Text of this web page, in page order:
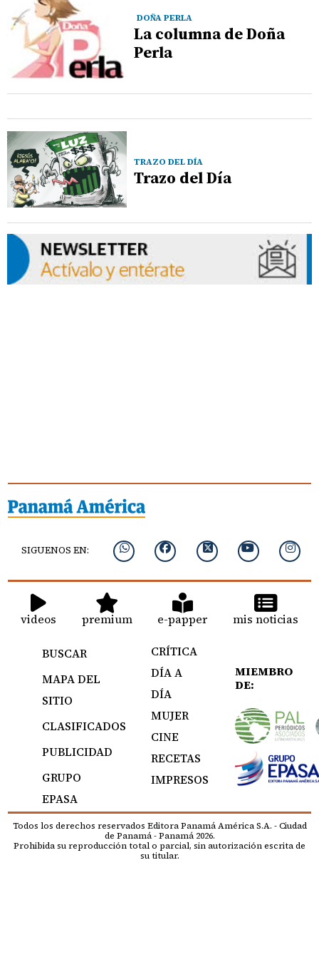
DOÑA PERLA
La columna de Doña
Perla
TRAZO DEL DÍA
Trazo del Día
SIGUENOS EN:
videos premium e-papper mis noticias
BUSCAR
MAPA DEL
SITIO
CLASIFICADOS
PUBLICIDAD
GRUPO
EPASA
CRÍTICA
DÍA A
DÍA
MUJER
CINE
RECETAS
IMPRESOS
MIEMBRO
DE:
Todos los derechos reservados Editora Panamá América S.A. - Ciudad
de Panamá - Panamá 2026.
Prohibida su reproducción total o parcial, sin autorización escrita de
su titular.